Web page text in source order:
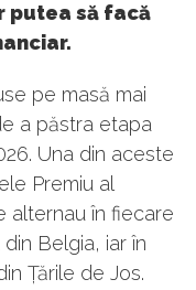
putea să facă
pe masă mai
a păstra etapa
Una din aceste
Premiu al
alternau în fiecare
Belgia, iar în
Țările de Jos.